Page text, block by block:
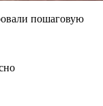
пошаговую